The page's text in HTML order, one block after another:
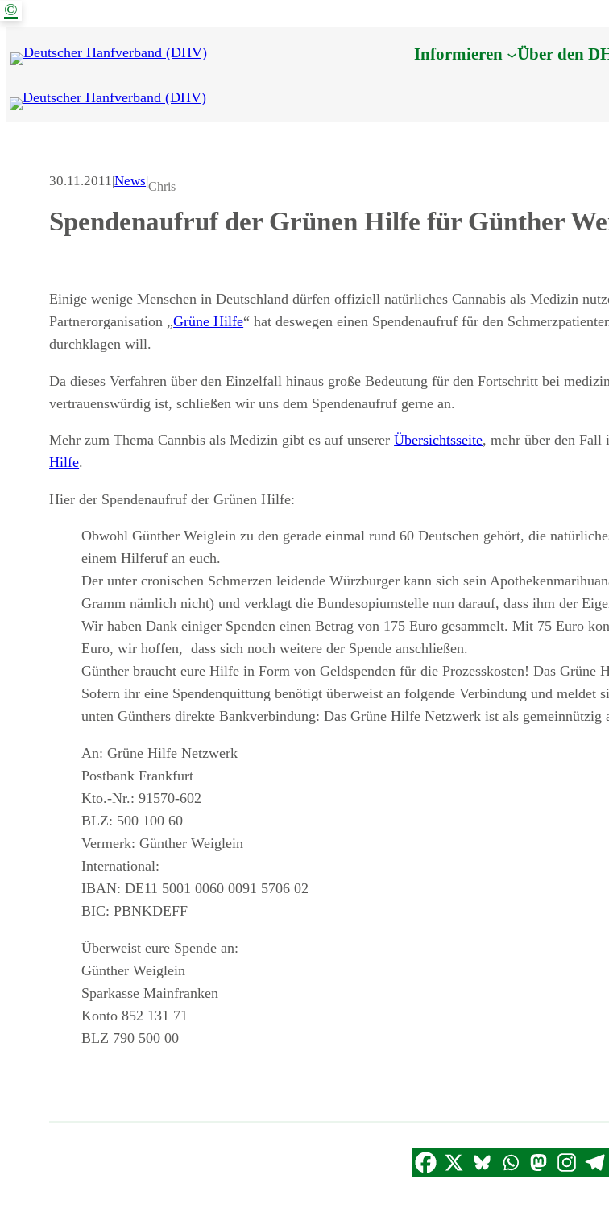
Zum
springen
Informieren Über den
©
30.11.2011 |News|Chris
Spendenaufruf der Grünen Hilfe für Günther
Einige wenige Menschen in Deutschland dürfen offiziell natürliches Cannabis als Medizin
Partnerorganisation „Grüne Hilfe“ hat deswegen einen Spendenaufruf für den
durchklagen will.
Da dieses Verfahren über den Einzelfall hinaus große Bedeutung für den Fortschritt bei
vertrauenswürdig ist, schließen wir uns dem Spendenaufruf gerne an.
Mehr zum Thema Cannbis als Medizin gibt es auf unsererÜbersichtsseite, mehr über den Fall
Hilfe.
Hier der Spendenaufruf der Grünen Hilfe:
Obwohl Günther Weiglein zu den gerade einmal rund 60 Deutschen gehört, die
einem Hilferuf an euch.
Der unter cronischen Schmerzen leidende Würzburger kann sich sein
Gramm nämlich nicht) und verklagt die Bundesopiumstelle nun darauf, dass ihm der
Wir haben Dank einiger Spenden einen Betrag von 175 Euro gesammelt. Mit 75 Euro
Euro, wir hoffen, dass sich noch weitere der Spende anschließen.
Günther braucht eure Hilfe in Form von Geldspenden für die Prozesskosten! Das Grüne
Sofern ihr eine Spendenquittung benötigt überweist an folgende Verbindung und meldet
unten Günthers direkte Bankverbindung: Das Grüne Hilfe Netzwerk ist als gemeinnützig
An: Grüne Hilfe Netzwerk
Postbank Frankfurt
Kto.-Nr.: 91570-602
BLZ: 500 100 60
Vermerk: Günther Weiglein
International:
IBAN: DE11 5001 0060 0091 5706 02
BIC: PBNKDEFF
Überweist eure Spende an:
Günther Weiglein
Sparkasse Mainfranken
Konto 852 131 71
BLZ 790 500 00